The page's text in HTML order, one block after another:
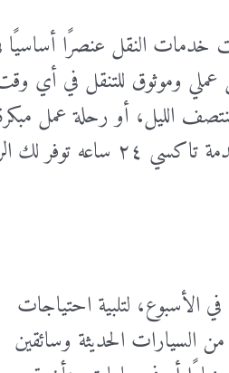
خدمات النقل عنصرًا أساسيًا
وموثوق للتنقل في أي
الليل، أو رحلة عمل
جدًا، أو عودة آمنة إلى المنزل بعد يوم طويل، فإن خدمة تاكسي
تعمل طوال اليوم دون توقف، 7 أيام في الأسبوع، لتلبية احتياجات
السيارات الحديثة وسائقين